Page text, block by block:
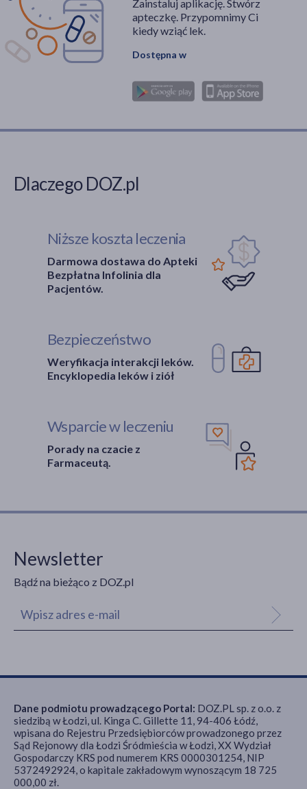
Zainstaluj aplikację. Stwórz
apteczkę. Przypomnimy Ci
kiedy wziąć lek.
Dostępna w
Dlaczego DOZ.pl
Niższe koszta leczenia
Darmowa dostawa do Apteki
Bezpłatna Infolinia dla
Pacjentów.
Bezpieczeństwo
Weryfikacja interakcji leków.
Encyklopedia leków i ziół
Wsparcie w leczeniu
Porady na czacie z
Farmaceutą.
Newsletter
Bądź na bieżąco z DOZ.pl
Dane podmiotu prowadzącego Portal: DOZ.PL sp. z o.o. z
siedzibą w Łodzi, ul. Kinga C. Gillette 11, 94-406 Łódź,
wpisana do Rejestru Przedsiębiorców prowadzonego przez
Sąd Rejonowy dla Łodzi Śródmieścia w Łodzi, XX Wydział
Gospodarczy KRS pod numerem KRS 0000301254, NIP
5372492924, o kapitale zakładowym wynoszącym 18 725
000,00 zł.